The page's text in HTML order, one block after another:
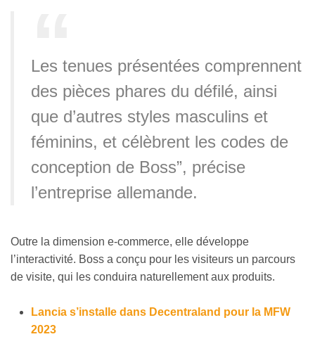
Les tenues présentées comprennent
des pièces phares du défilé, ainsi
que d’autres styles masculins et
féminins, et célèbrent les codes de
conception de Boss”, précise
l’entreprise allemande.
Outre la dimension e-commerce, elle développe
l’interactivité. Boss a conçu pour les visiteurs un parcours
de visite, qui les conduira naturellement aux produits.
Lancia s’installe dans Decentraland pour la MFW
2023